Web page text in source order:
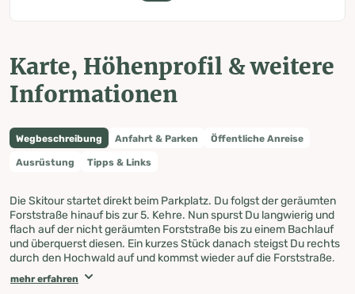
Karte, Höhenprofil & weitere
Informationen
Wegbeschreibung Anfahrt & Parken Öffentliche Anreise
Ausrüstung Tipps & Links
Die Skitour startet direkt beim Parkplatz. Du folgst der geräumten
Forststraße hinauf bis zur 5. Kehre. Nun spurst Du langwierig und
flach auf der nicht geräumten Forststraße bis zu einem Bachlauf
und überquerst diesen. Ein kurzes Stück danach steigst Du rechts
durch den Hochwald auf und kommst wieder auf die Forststraße,
der Du bis zur Wolfnalmhütte, einer Jagdhütte folgst. Hier wendest
Du dich nach Süden auf die linke Seite des weiten Tales, bevor es
mehr erfahren